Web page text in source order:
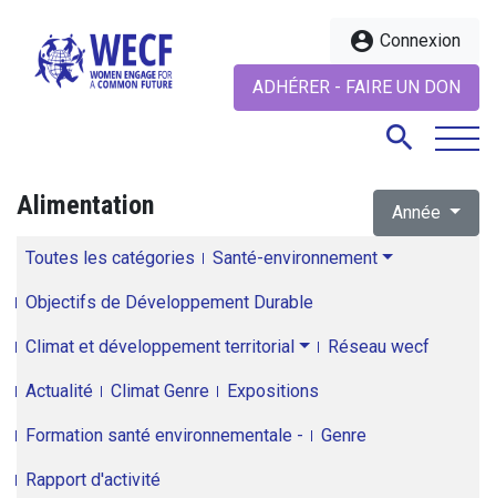
account_circle Connexion
ADHÉRER - FAIRE UN DON
search
Alimentation Année
Toutes les catégories Santé-environnement
Objectifs de Développement Durable
Climat et développement territorial Réseau wecf
Actualité Climat Genre Expositions
Formation santé environnementale - Genre
Rapport d'activité